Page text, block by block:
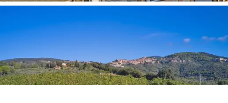
Didžiuliame 44 hektarų parke taip pat yra žemės ūkio
įmonė, apimanti visą pilį, kurioje yra 5 hektarai
vynuogynų, kuriuose galima gaminti įvairius vynus, kurių
daugelis buvo apdovanoti.Kartu su dviem
gyvenamaisiais vienetais žemės ūkio bendrovė gali
pasigirti rūsiu su visa vidinei gamybai reikalinga